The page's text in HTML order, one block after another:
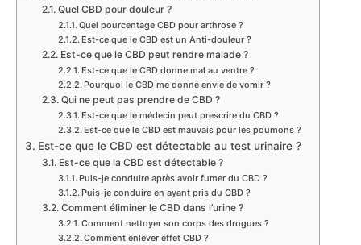
Quel CBD pour douleur ?
Quel pourcentage CBD pour arthrose ?
Est-ce que le CBD est un Anti-douleur ?
Est-ce que le CBD peut rendre malade ?
Est-ce que le CBD donne mal au ventre ?
Pourquoi le CBD me donne envie de vomir ?
Qui ne peut pas prendre de CBD ?
Est-ce que le médecin peut prescrire du CBD ?
Est-ce que le CBD est mauvais pour les poumons ?
Est-ce que le CBD est détectable au test urinaire ?
Est-ce que la CBD est détectable ?
Puis-je conduire après avoir fumer du CBD ?
Puis-je conduire en ayant pris du CBD ?
Comment éliminer le CBD dans l’urine ?
Comment nettoyer son corps des drogues ?
Comment enlever effet CBD ?